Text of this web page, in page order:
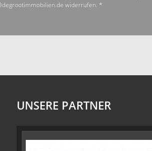
widerrufen. *
UNSERE PARTNER